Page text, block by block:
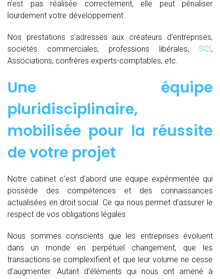
n’est pas réalisée correctement, elle peut pénaliser
lourdement votre développement.
Nos prestations s’adresses aux créateurs d’entreprises,
sociétés commerciales, professions libérales, SCI,
Associations, confrères experts-comptables, etc.
Une équipe
pluridisciplinaire,
mobilisée pour la réussite
de votre projet
Notre cabinet c’est d’abord une équipe expérimentée qui
possède des compétences et des connaissances
actualisées en droit social. Ce qui nous permet d’assurer le
respect de vos obligations légales.
Nous sommes conscients que les entreprises évoluent
dans un monde en perpétuel changement, que les
transactions se complexifient et que leur volume ne cesse
d’augmenter. Autant d’éléments qui nous ont amené à